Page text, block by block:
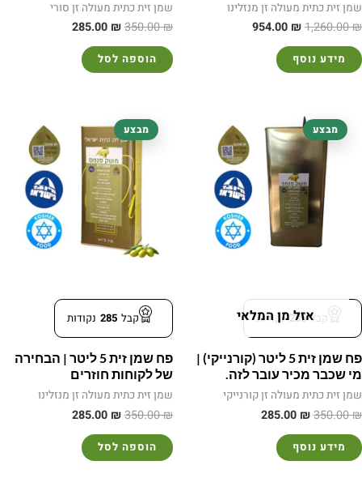
שמן זית כתית מעולה זן מנזלינו
1,260.00₪
954.00 ₪
מידע נוסף
שמן זית כתית מעולה זן סורי
350.00₪
285.00 ₪
הוספה לסל
אזל מן המלאיקבל 285 נקודות
מבצע
פח שמן זית 5 ליטר (קורנייקי) |
מי שכבר מכיר עובר לזה.
שמן זית כתית מעולה זן קורנייקי
350.00₪
המחיר
המקורי
היה:
350.00 ₪.
285.00 ₪
הנוכחי
הוא:
285.00 ₪.
מידע נוסף
קבל 285 נקודות
מבצע
פח שמן זית 5 ליטר | הבחירה
של לקוחות חוזרים
שמן זית כתית מעולה זן מנזלינו
350.00₪
המחיר
המקורי
היה:
350.00 ₪.
285.00 ₪
הנוכחי
הוא:
285.00 ₪.
הוספה לסל